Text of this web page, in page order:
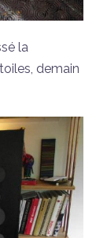
la
demain